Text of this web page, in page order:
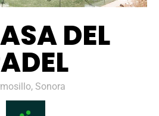
DEL
Sonora